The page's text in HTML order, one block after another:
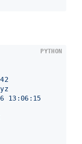
13:06:15
PYTHON